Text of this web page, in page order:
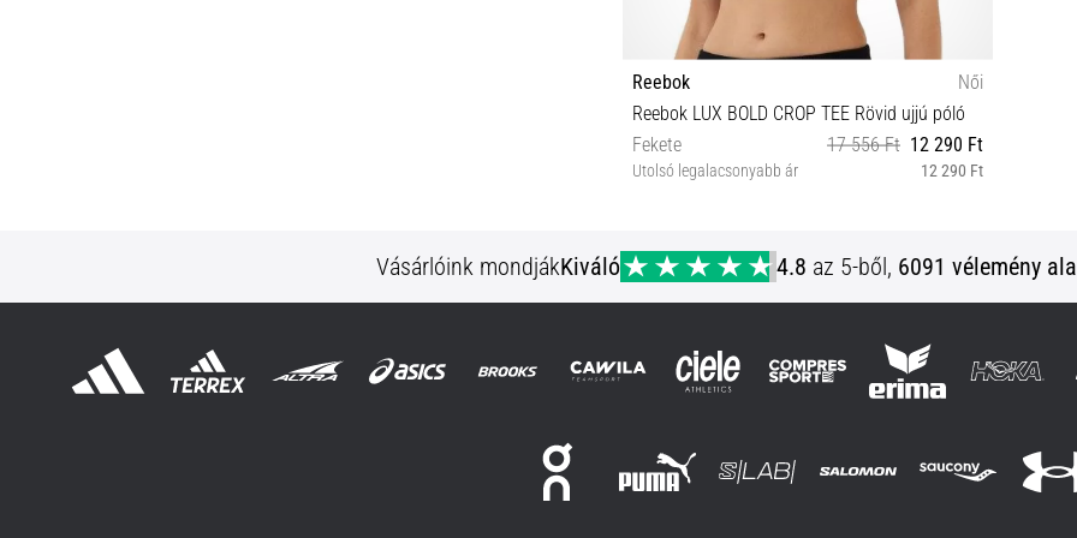
Reebok
Női
Reebok LUX BOLD CROP TEE Rövid ujjú póló
Fekete
17 556 Ft 12 290 Ft
Utolsó legalacsonyabb ár 12 290 Ft
Vásárlóink mondjákKiváló 4.8 az 5-ből, 6091 vélemény